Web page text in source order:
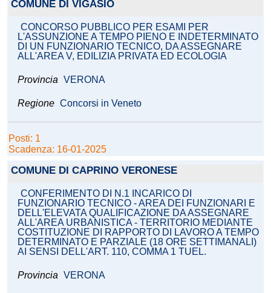
COMUNE DI VIGASIO
CONCORSO PUBBLICO PER ESAMI PER
L'ASSUNZIONE A TEMPO PIENO E INDETERMINATO
DI UN FUNZIONARIO TECNICO, DA ASSEGNARE
ALL'AREA V, EDILIZIA PRIVATA ED ECOLOGIA
Provincia VERONA
Regione Concorsi in Veneto
Posti: 1
Scadenza: 16-01-2025
COMUNE DI CAPRINO VERONESE
CONFERIMENTO DI N.1 INCARICO DI
FUNZIONARIO TECNICO - AREA DEI FUNZIONARI E
DELL'ELEVATA QUALIFICAZIONE DA ASSEGNARE
ALL'AREA URBANISTICA - TERRITORIO MEDIANTE
COSTITUZIONE DI RAPPORTO DI LAVORO A TEMPO
DETERMINATO E PARZIALE (18 ORE SETTIMANALI)
AI SENSI DELL'ART. 110, COMMA 1 TUEL.
Provincia VERONA